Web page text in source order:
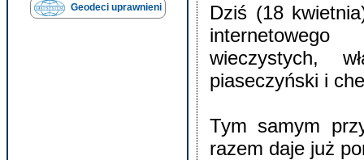
Geodeci uprawnieni
Dziś (18
wieczystych,
piaseczyński i
Tym samym
razem daje już